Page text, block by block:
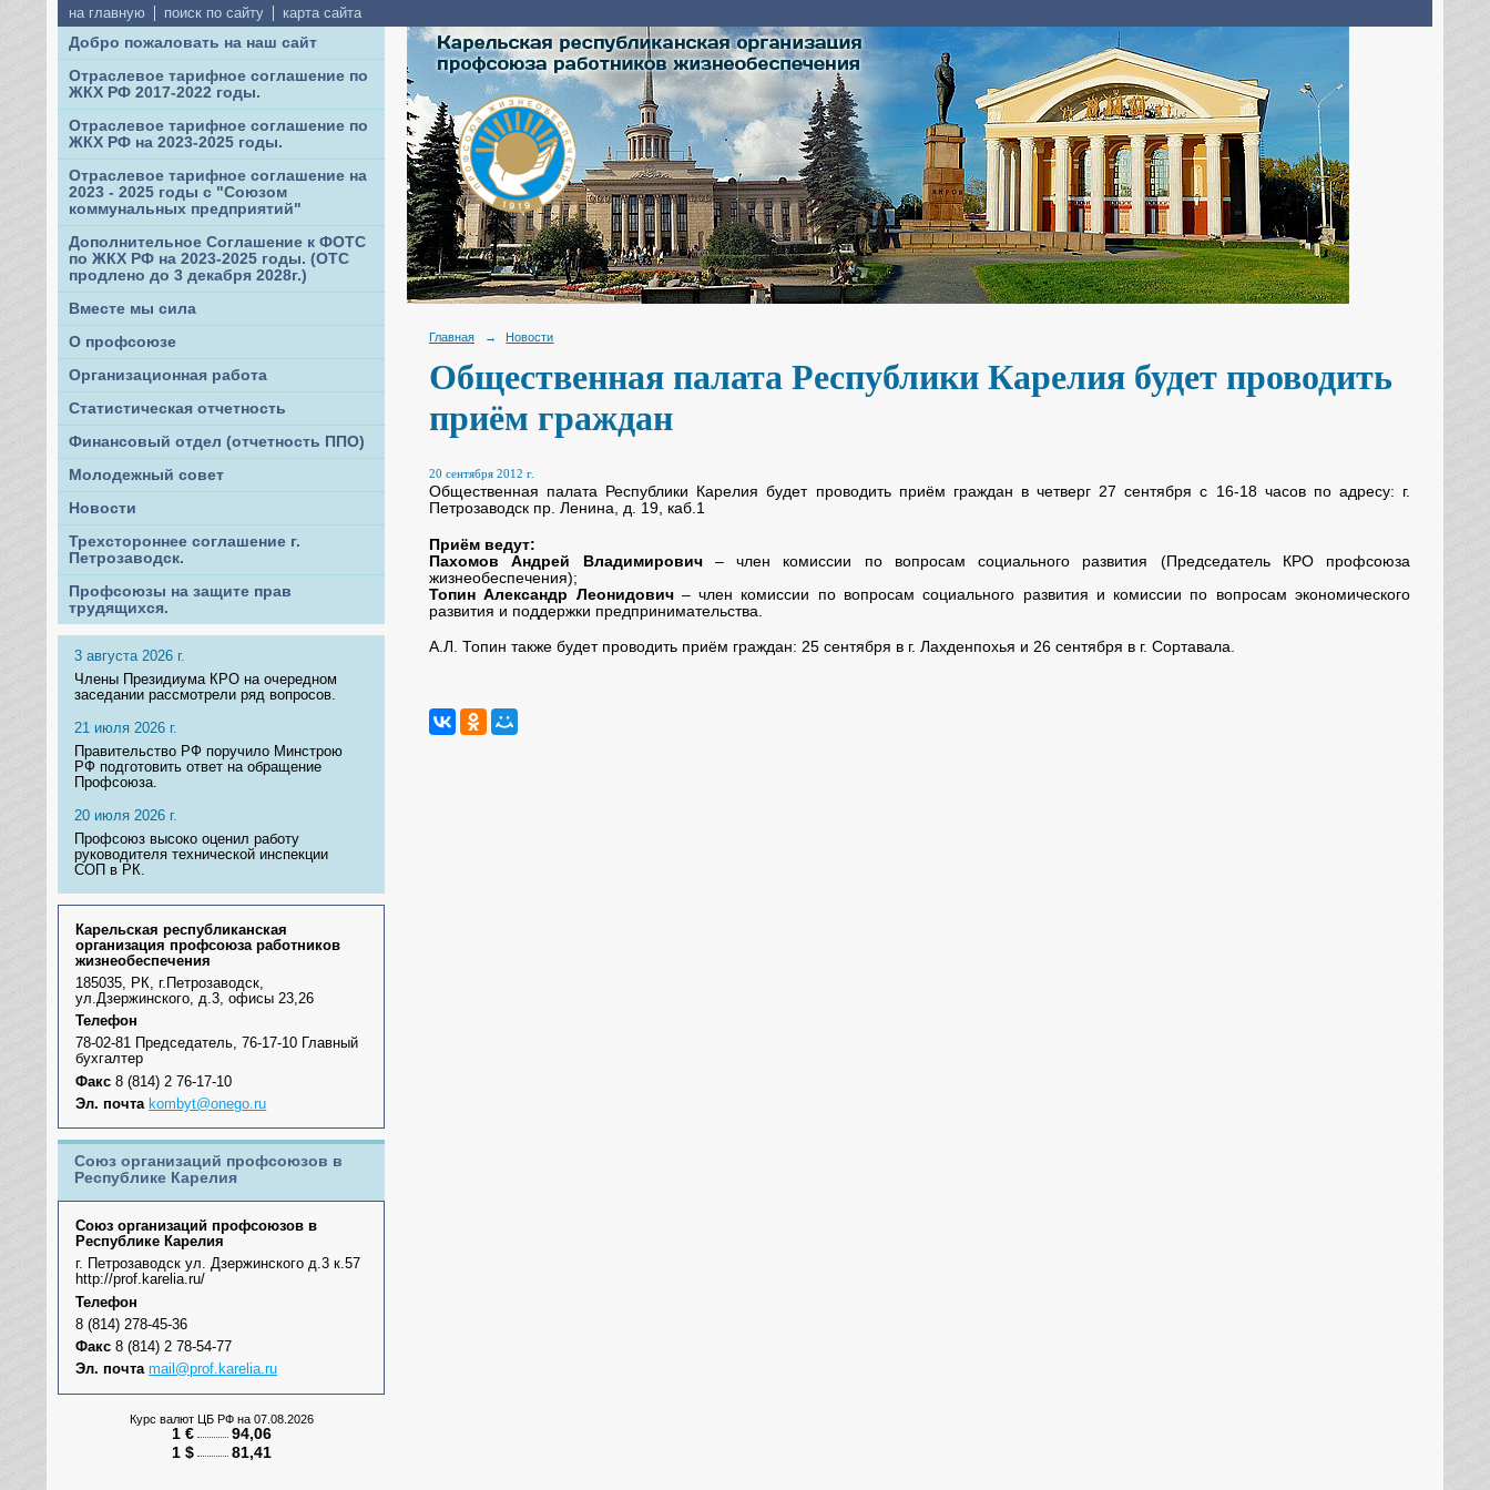
на главную поиск по сайту карта сайта
Добро пожаловать на наш сайт
Отраслевое тарифное соглашение по
ЖКХ РФ 2017-2022 годы.
Отраслевое тарифное соглашение по
ЖКХ РФ на 2023-2025 годы.
Отраслевое тарифное соглашение на
2023 - 2025 годы с "Союзом
коммунальных предприятий"
Дополнительное Соглашение к ФОТС
по ЖКХ РФ на 2023-2025 годы. (ОТС
продлено до 3 декабря 2028г.)
Вместе мы сила
О профсоюзе
Организационная работа
Статистическая отчетность
Финансовый отдел (отчетность ППО)
Молодежный совет
Новости
Трехстороннее соглашение г.
Петрозаводск.
Профсоюзы на защите прав
трудящихся.
3 августа 2026 г.
Члены Президиума КРО на очередном
заседании рассмотрели ряд вопросов.
21 июля 2026 г.
Правительство РФ поручило Минстрою
РФ подготовить ответ на обращение
Профсоюза.
20 июля 2026 г.
Профсоюз высоко оценил работу
руководителя технической инспекции
СОП в РК.
Карельская республиканская
организация профсоюза работников
жизнеобеспечения
185035, РК, г.Петрозаводск,
ул.Дзержинского, д.3, офисы 23,26
Телефон
78-02-81 Председатель, 76-17-10 Главный
бухгалтер
Факс 8 (814) 2 76-17-10
Эл. почта kombyt@onego.ru
Союз организаций профсоюзов в
Республике Карелия
Союз организаций профсоюзов в
Республике Карелия
г. Петрозаводск ул. Дзержинского д.3 к.57
http://prof.karelia.ru/
Телефон
8 (814) 278-45-36
Факс 8 (814) 2 78-54-77
Эл. почта mail@prof.karelia.ru
Курс валют ЦБ РФ на 07.08.2026
1 €
94,06
1 $
81,41
Главная → Новости
Общественная палата Республики Карелия будет проводить
приём граждан
20 сентября 2012 г.
Общественная палата Республики Карелия будет проводить приём граждан в четверг 27 сентября с 16-18 часов по адресу: г.
Петрозаводск пр. Ленина, д. 19, каб.1
Приём ведут:
Пахомов Андрей Владимирович – член комиссии по вопросам социального развития (Председатель КРО профсоюза
жизнеобеспечения);
Топин Александр Леонидович – член комиссии по вопросам социального развития и комиссии по вопросам экономического
развития и поддержки предпринимательства.
А.Л. Топин также будет проводить приём граждан: 25 сентября в г. Лахденпохья и 26 сентября в г. Сортавала.